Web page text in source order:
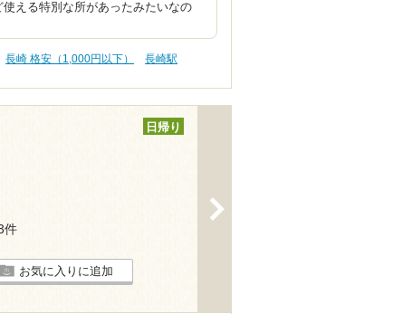
える特別な所があったみたいなの
長崎 格安（1,000円以下）
長崎駅
日帰り
件
お気に入りに追加